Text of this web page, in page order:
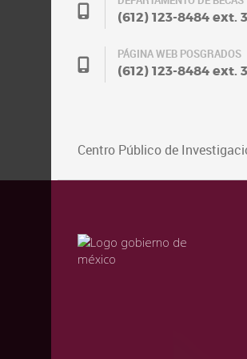
(612) 123-8484 ext.
PÁGINA WEB POSGRADOS
(612) 123-8484
Centro Público de